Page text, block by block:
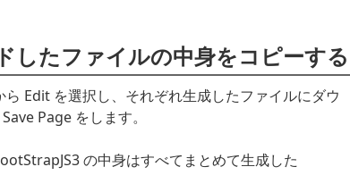
したファイルの中身をコピーする
Edit を選択し、それぞれ生成したファイルにダウ
Page をします。
の中身はすべてまとめて生成した